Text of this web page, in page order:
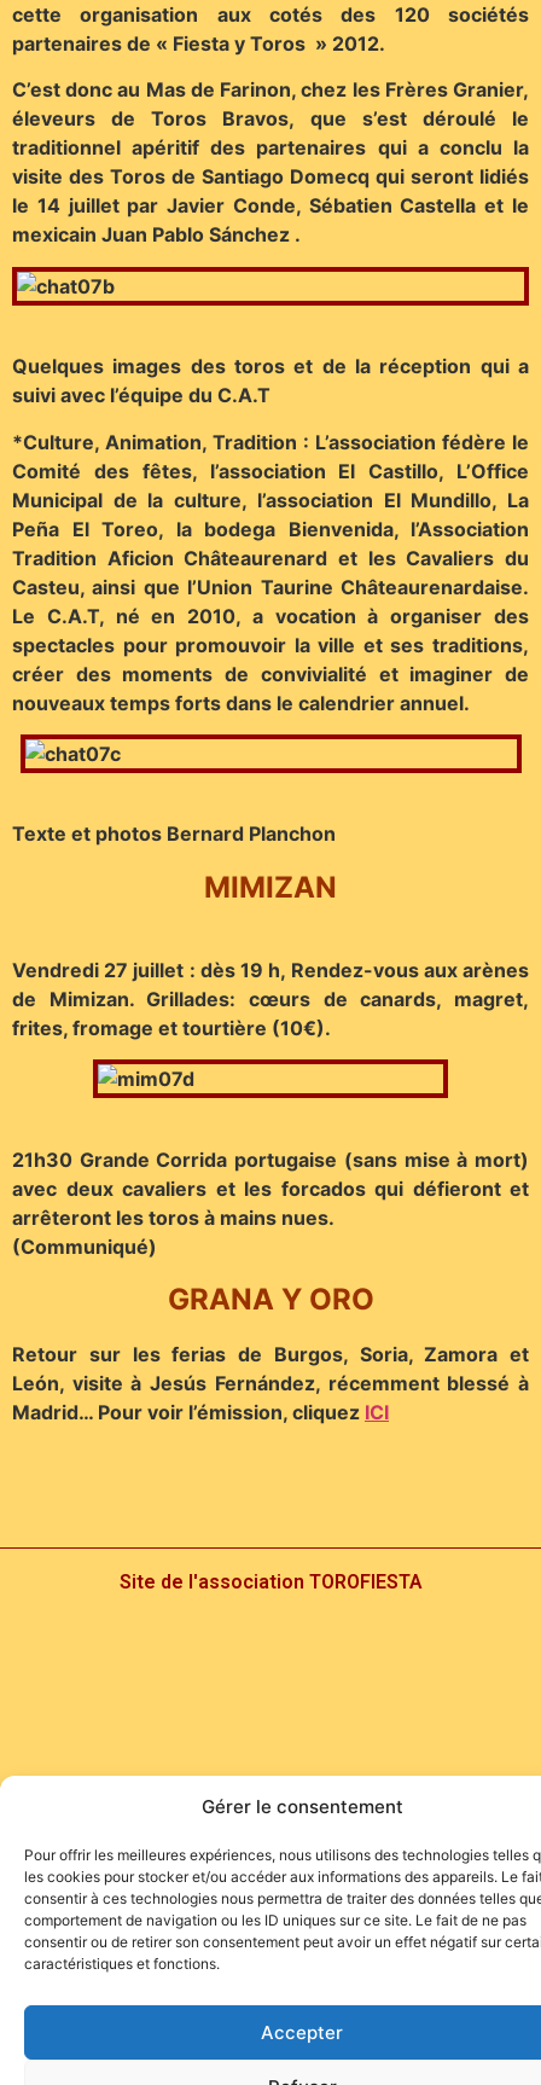
Gérer le consentement
Pour offrir les meilleures expériences, nous utilisons des technologies telles
les cookies pour stocker et/ou accéder aux informations des appareils. Le
consentir à ces technologies nous permettra de traiter des données telles
comportement de navigation ou les ID uniques sur ce site. Le fait de ne pas
consentir ou de retirer son consentement peut avoir un effet négatif sur
caractéristiques et fonctions.
Accepter
cette organisation aux cotés des 120 sociétés
partenaires de « Fiesta y Toros » 2012.
C’est donc au Mas de Farinon, chez les Frères Granier,
éleveurs de Toros Bravos, que s’est déroulé le
traditionnel apéritif des partenaires qui a conclu la
visite des Toros de Santiago Domecq qui seront lidiés
le 14 juillet par Javier Conde, Sébatien Castella et le
mexicain Juan Pablo Sánchez .
Quelques images des toros et de la réception qui a
suivi avec l’équipe du C.A.T
*Culture, Animation, Tradition : L’association fédère le
Comité des fêtes, l’association El Castillo, L’Office
Municipal de la culture, l’association El Mundillo, La
Peña El Toreo, la bodega Bienvenida, l’Association
Tradition Aficion Châteaurenard et les Cavaliers du
Casteu, ainsi que l’Union Taurine Châteaurenardaise.
Le C.A.T, né en 2010, a vocation à organiser des
spectacles pour promouvoir la ville et ses traditions,
créer des moments de convivialité et imaginer de
nouveaux temps forts dans le calendrier annuel.
Texte et photos Bernard Planchon
MIMIZAN
Vendredi 27 juillet : dès 19 h, Rendez-vous aux arènes
de Mimizan. Grillades: cœurs de canards, magret,
frites, fromage et tourtière (10€).
21h30 Grande Corrida portugaise (sans mise à mort)
avec deux cavaliers et les forcados qui défieront et
arrêteront les toros à mains nues.
(Communiqué)
GRANA Y ORO
Retour sur les ferias de Burgos, Soria, Zamora et
León, visite à Jesús Fernández, récemment blessé à
Madrid… Pour voir l’émission, cliquez ICI
Site de l'association TOROFIESTA